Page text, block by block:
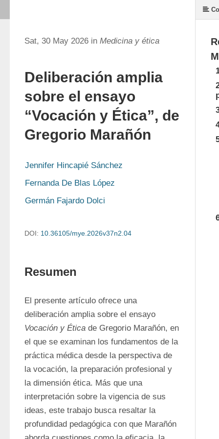
Sat, 30 May 2026 in Medicina y ética
Deliberación amplia
sobre el ensayo
“Vocación y Ética”, de
Gregorio Marañón
Jennifer Hincapié Sánchez
Fernanda De Blas López
Germán Fajardo Dolci
DOI: 10.36105/mye.2026v37n2.04
Resumen
El presente artículo ofrece una
Vocación y Ética de Gregorio Marañón, en
el que se examinan los fundamentos de la
práctica médica desde la perspectiva de
la vocación, la preparación profesional y
la dimensión ética. Más que una
interpretación sobre la vigencia de sus
ideas, este trabajo busca resaltar la
profundidad pedagógica con que Marañón